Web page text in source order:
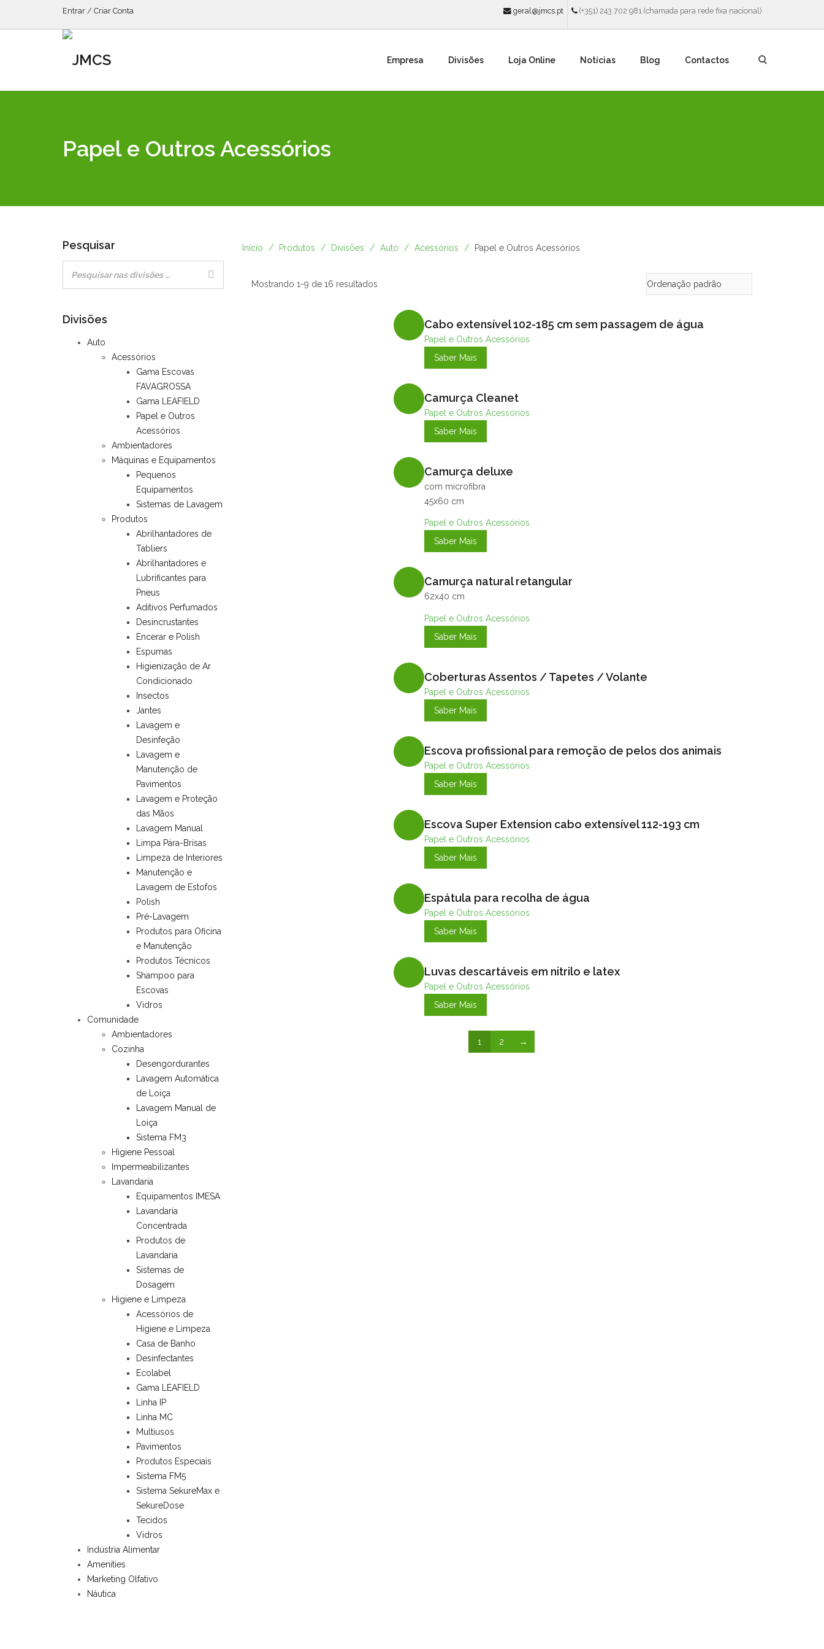
Entrar / Criar Conta geral@jmcs.pt (+351) 243 702 981 (chamada para rede fixa nacional)
Empresa Divisões Loja Online Notícias Blog Contactos
Papel e Outros Acessórios
Pesquisar
Divisões
Auto
Acessórios
Gama Escovas
FAVAGROSSA
Gama LEAFIELD
Papel e Outros
Acessórios
Ambientadores
Máquinas e Equipamentos
Pequenos
Equipamentos
Sistemas de Lavagem
Produtos
Abrilhantadores de
Tabliers
Abrilhantadores e
Lubrificantes para
Pneus
Aditivos Perfumados
Desincrustantes
Encerar e Polish
Espumas
Higienização de Ar
Condicionado
Insectos
Jantes
Lavagem e
Desinfeção
Lavagem e
Manutenção de
Pavimentos
Lavagem e Proteção
das Mãos
Lavagem Manual
Limpa Pára-Brisas
Limpeza de Interiores
Manutenção e
Lavagem de Estofos
Polish
Pré-Lavagem
Produtos para Oficina
e Manutenção
Produtos Técnicos
Shampoo para
Escovas
Vidros
Comunidade
Ambientadores
Cozinha
Desengordurantes
Lavagem Automática
de Loiça
Lavagem Manual de
Loiça
Sistema FM3
Higiene Pessoal
Impermeabilizantes
Lavandaria
Equipamentos IMESA
Lavandaria
Concentrada
Produtos de
Lavandaria
Sistemas de
Dosagem
Higiene e Limpeza
Acessórios de
Higiene e Limpeza
Casa de Banho
Desinfectantes
Ecolabel
Gama LEAFIELD
Linha IP
Linha MC
Multiusos
Pavimentos
Produtos Especiais
Sistema FM5
Sistema SekureMax e
SekureDose
Tecidos
Vidros
Indústria Alimentar
Amenities
Marketing Olfativo
Náutica
Início Produtos Divisões Auto Acessórios Papel e Outros Acessórios
Mostrando 1-9 de 16 resultados
Cabo extensível 102-185 cm sem passagem de água
Papel e Outros Acessórios
Saber Mais
Camurça Cleanet
Papel e Outros Acessórios
Saber Mais
Camurça deluxe
com microfibra
45x60 cm
Papel e Outros Acessórios
Saber Mais
Camurça natural retangular
62x40 cm
Papel e Outros Acessórios
Saber Mais
Coberturas Assentos / Tapetes / Volante
Papel e Outros Acessórios
Saber Mais
Escova profissional para remoção de pelos dos animais
Papel e Outros Acessórios
Saber Mais
Escova Super Extension cabo extensível 112-193 cm
Papel e Outros Acessórios
Saber Mais
Espátula para recolha de água
Papel e Outros Acessórios
Saber Mais
Luvas descartáveis em nitrilo e latex
Papel e Outros Acessórios
Saber Mais
1 2 →